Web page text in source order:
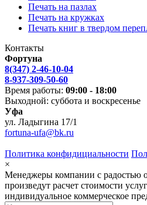
Печать на пазлах
Печать на кружках
Печать книг в твердом
Контакты
Фортуна
8(347) 2-46-10-04
8-937-309-50-60
Время работы: 09:00 - 18:00
Выходной: суббота и воскресенье
Уфа
ул. Ладыгина 17/1
fortuna-ufa@bk.ru
Политика конфидициальности
×
Менеджеры компании с радостью
произведут расчет стоимости
индивидуальное коммерческое